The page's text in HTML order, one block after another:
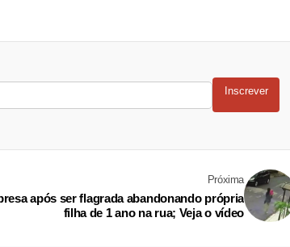
Inscrever
Próxima
após ser flagrada abandonando própria
filha de 1 ano na rua; Veja o vídeo